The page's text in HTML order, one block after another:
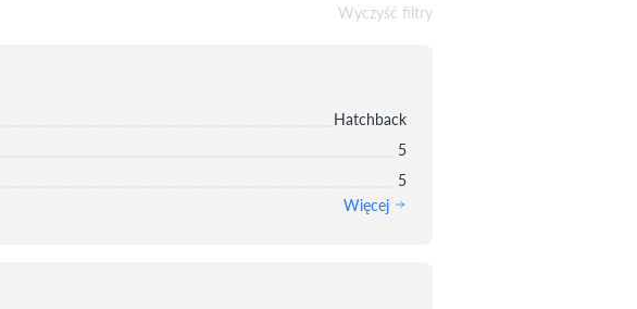
Wyczyść filtry
Hatchback
5
5
Więcej